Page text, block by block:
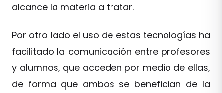
alcance la materia a tratar.
Por otro lado el uso de estas tecnologías ha
facilitado la comunicación entre profesores
y alumnos, que acceden por medio de ellas,
de forma que ambos se benefician de la